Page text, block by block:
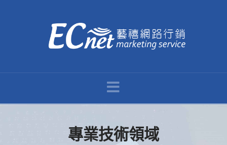
ECNet
禧
Navigation
專業技術領域